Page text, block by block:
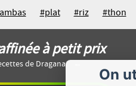
#plat #riz #thon
On
à petit prix
de Dragana.